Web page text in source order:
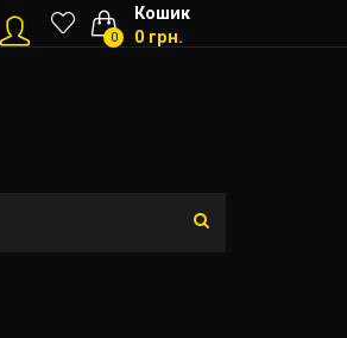
Кошик
0 0 грн.